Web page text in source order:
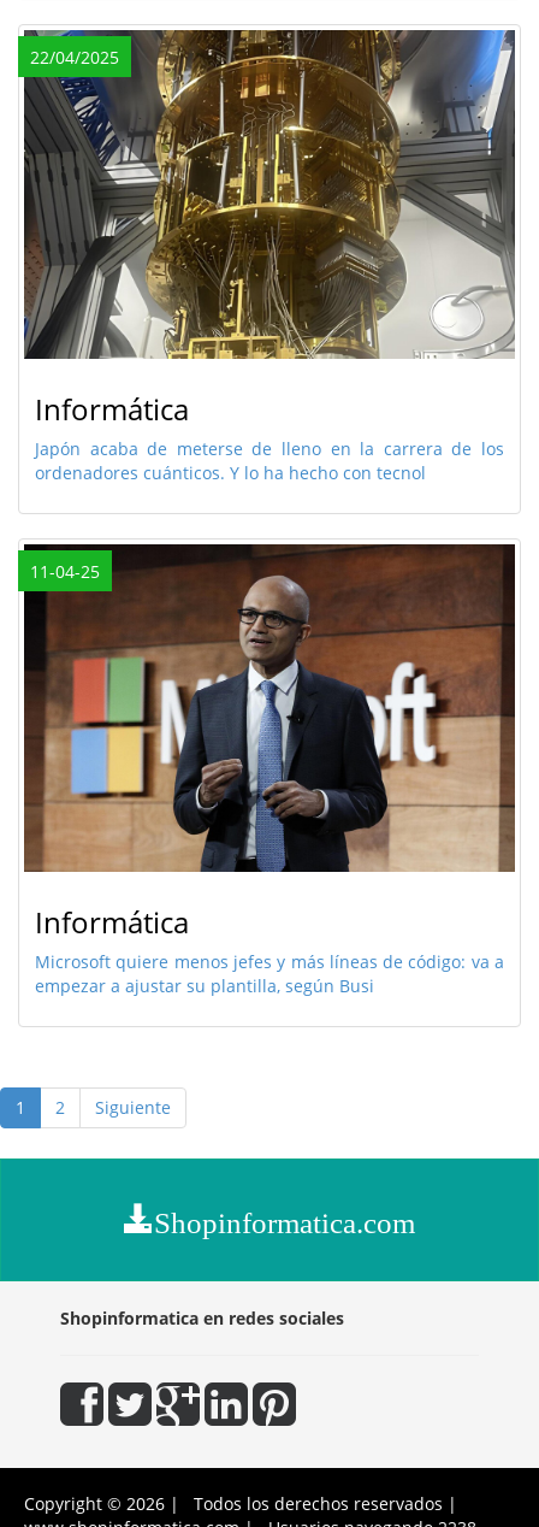
22/04/2025
Informática
Japón acaba de meterse de lleno en la carrera de los
ordenadores cuánticos. Y lo ha hecho con tecnol
11-04-25
Informática
Microsoft quiere menos jefes y más líneas de código: va a
empezar a ajustar su plantilla, según Busi
1 2 Siguiente
Shopinformatica.com
Shopinformatica en redes sociales
Copyright © 2026 | Todos los derechos reservados |